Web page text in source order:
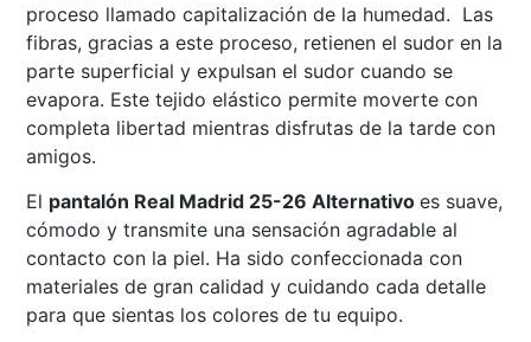
proceso llamado capitalización de la humedad. Las
fibras, gracias a este proceso, retienen el sudor en la
parte superficial y expulsan el sudor cuando se
evapora. Este tejido elástico permite moverte con
completa libertad mientras disfrutas de la tarde con
amigos.
El pantalón Real Madrid 25-26 Alternativo es suave,
cómodo y transmite una sensación agradable al
contacto con la piel. Ha sido confeccionada con
materiales de gran calidad y cuidando cada detalle
para que sientas los colores de tu equipo.